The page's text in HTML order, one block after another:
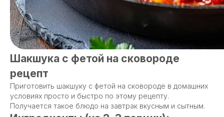
Шакшука с фетой на сковороде
рецепт
Приготовить шакшуку с фетой на сковороде в домашних
условиях просто и быстро по этому рецепту.
Получается такое блюдо на завтрак вкусным и сытным.